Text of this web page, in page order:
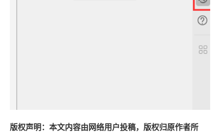
版权声明：本文内容由网络用户投稿，版权归原作者所